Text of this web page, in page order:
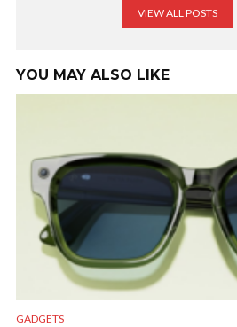
VIEW ALL POSTS
YOU MAY ALSO LIKE
GADGETS